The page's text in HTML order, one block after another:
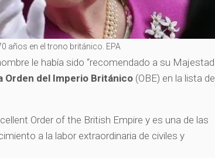
años en el trono británico. EPA
le había sido “recomendado a su Majestad
Orden del Imperio Británico (OBE) en la lista de
Order of the British Empire y es una de las
a la labor extraordinaria de civiles y